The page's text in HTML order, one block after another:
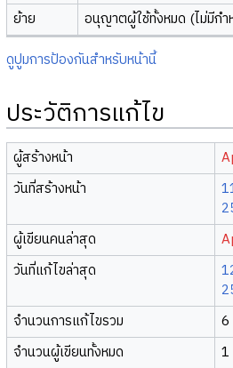
ย้าย
อนุญาตผู้ใช้ทั้งหมด (ไม่มีกำ
ดูปูมการป้องกันสำหรับหน้านี้
ประวัติการแก้ไข
ผู้สร้างหน้า
วันที่สร้างหน้า
ผู้เขียนคนล่าสุด
วันที่แก้ไขล่าสุด
จำนวนการแก้ไขรวม
6
จำนวนผู้เขียนทั้งหมด
1